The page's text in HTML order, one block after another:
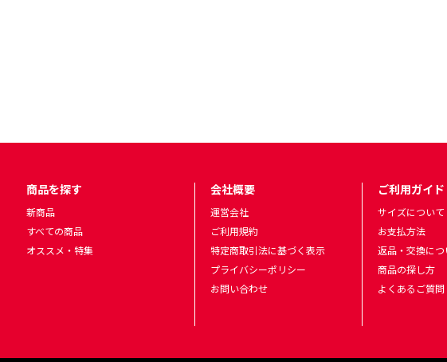
商品を探す
新商品
すべての商品
オススメ・特集
会社概要
運営会社
ご利用規約
特定商取引法に基づく表示
プライバシーポリシー
お問い合わせ
ご利用ガイド
サイズについて
お支払方法
返品・交換につ
商品の探し方
よくあるご質問